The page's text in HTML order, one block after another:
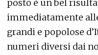
posto è un bel
immediatamente
grandi e popolose
numeri diversi dai